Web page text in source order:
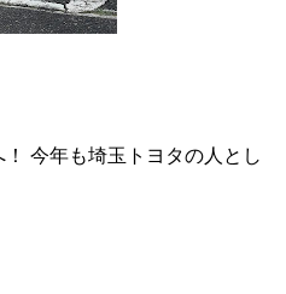
今年も埼玉トヨタの人とし